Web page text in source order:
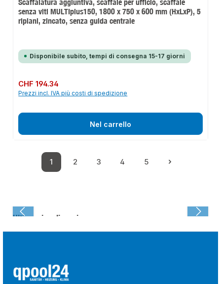
senza viti MULTIplus150, 1800 x 750 x 600 mm (HxLxP), 5
ripiani, zincato, senza guida centrale
Disponibile subito, tempi di consegna 15-17 giorni
Prezzo normale:
CHF 194.34
Prezzi incl. IVA più costi di spedizione
Nel carrello
Pagina
1
Pagina
2
Pagina
3
Pagina
4
Pagina
5
Ultima visualizzazione: